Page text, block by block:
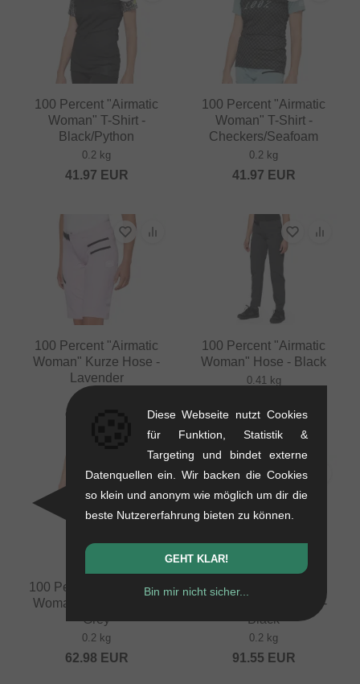
100 Percent "Airmatic
Woman" T-Shirt -
Black/Python
0.2 kg
41.97 EUR
100 Percent "Airmatic
Woman" T-Shirt -
Checkers/Seafoam
0.2 kg
41.97 EUR
100 Percent "Airmatic
Woman" Kurze Hose -
Lavender
100 Percent "Airmatic
Woman" Hose - Black
0.41 kg
100 Percent "Ridecamp
Woman" Kurze Hose -
Grey
0.2 kg
62.98 EUR
100 Percent "Airmatic
Woman" Kurze Hose -
Black
0.2 kg
91.55 EUR
Diese Webseite nutzt Cookies
für Funktion, Statistik &
Targeting und bindet externe
Datenquellen ein. Wir backen die Cookies
so klein und anonym wie möglich um dir die
beste Nutzererfahrung bieten zu können.
GEHT KLAR!
Bin mir nicht sicher...